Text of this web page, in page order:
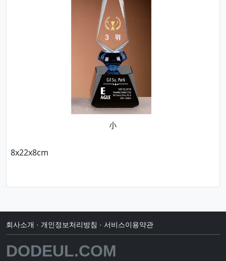
8x22x8cm
회사소개 · 개인정보처리방침 · 서비스이용약관
DODEUL.COM